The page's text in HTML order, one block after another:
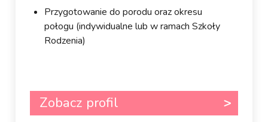
Przygotowanie do porodu oraz okresu
połogu (indywidualne lub w ramach Szkoły
Rodzenia)
Zobacz profil